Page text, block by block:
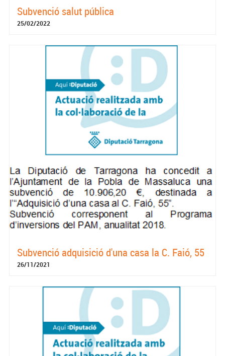
Subvenció salut pública
25/02/2022
Subvenció adquisició d'una casa la C. Faió, 55
26/11/2021